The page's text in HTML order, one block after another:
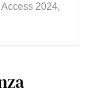
2024,